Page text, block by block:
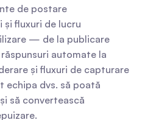
de postare
fluxuri de lucru
— de la publicare
automate la
și fluxuri de capturare
dvs. să poată
să convertească